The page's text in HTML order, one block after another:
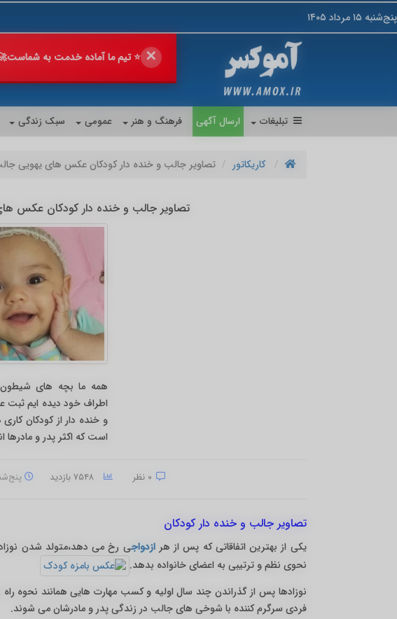
پنج‌شنبه ۱۵ مرداد ۱۴۰۵
✕ 🔥 فروش خود را با ما چند برابر کن!
💎 پیشنهاد شگفت‌انگیز
تبلیغات ارسال آگهی فرهنگ و هنر عمومی سبک زندگی
کاریکاتور تصاویر جالب و خنده دار کودکان عکس های یهویی
تصاویر جالب و خنده دار کودکان عکس
همه ما بچه های شیطون
اطراف خود دیده ایم ثبت
و خنده دار از کودکان
است که اکثر پدر و مادرها
پنج‌شنبه ۱۵ ۷۵۴۸ بازدید
تصاویر جالب و خنده دار کودکان
یکی از بهترین اتفاقاتی که پس از هرازدواجی رخ می دهد،متولد شدن
نحوی نظم و ترتیبی به اعضای خانواده بدهد.
نوزادها پس از گذراندن چند سال اولیه و کسب مهارت هایی همانند نحوه
فردی سرگرم کننده با شوخی های جالب در زندگی پدر و مادرشان می شوند.